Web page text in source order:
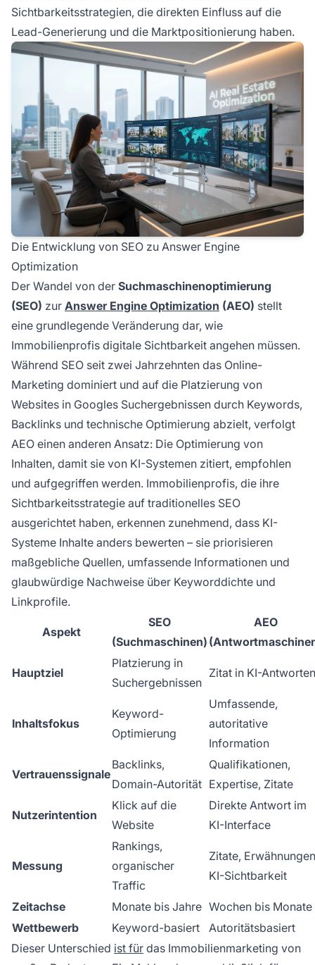
Sichtbarkeitsstrategien, die direkten Einfluss auf die
Lead-Generierung und die Marktpositionierung haben.
Die Entwicklung von SEO zu Answer Engine
Optimization
Der Wandel von der Suchmaschinenoptimierung
(SEO) zur Answer Engine Optimization (AEO) stellt
eine grundlegende Veränderung dar, wie
Immobilienprofis digitale Sichtbarkeit angehen müssen.
Während SEO seit zwei Jahrzehnten das Online-
Marketing dominiert und auf die Platzierung von
Websites in Googles Suchergebnissen durch Keywords,
Backlinks und technische Optimierung abzielt, verfolgt
AEO einen anderen Ansatz: Die Optimierung von
Inhalten, damit sie von KI-Systemen zitiert, empfohlen
und aufgegriffen werden. Immobilienprofis, die ihre
Sichtbarkeitsstrategie auf traditionelles SEO
ausgerichtet haben, erkennen zunehmend, dass KI-
Systeme Inhalte anders bewerten – sie priorisieren
maßgebliche Quellen, umfassende Informationen und
glaubwürdige Nachweise über Keyworddichte und
Linkprofile.
Aspekt
SEO
(Suchmaschinen)
AEO
Hauptziel
Platzierung in
Suchergebnissen
Zitat in KI-Antworten
Inhaltsfokus
Keyword-
Optimierung
Umfassende,
autoritative
Information
Vertrauenssignale
Backlinks,
Domain-Autorität
Qualifikationen,
Expertise, Zitate
Nutzerintention
Klick auf die
Website
Direkte Antwort im
KI-Interface
Messung
Rankings,
organischer
Traffic
Zitate,
KI-Sichtbarkeit
Zeitachse Monate bis Jahre Wochen bis Monate
Wettbewerb
Keyword-basiert
Autoritätsbasiert
Dieser Unterschied ist für das Immobilienmarketing von